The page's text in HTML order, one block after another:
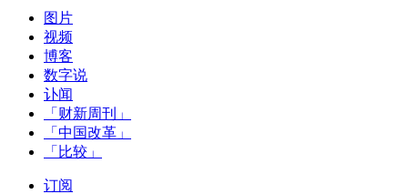
图片
视频
博客
数字说
讣闻
「财新周刊」
「中国改革」
「比较」
订阅